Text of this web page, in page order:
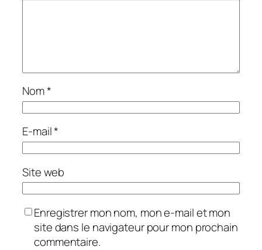
Nom*
E-mail*
Site web
Enregistrer mon nom, mon e-mail et mon
site dans le navigateur pour mon prochain
commentaire.